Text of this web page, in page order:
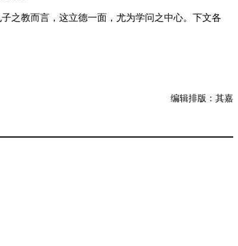
之教而言，这立德一面，尤为学问之中心。下文各
编辑排版：其嘉